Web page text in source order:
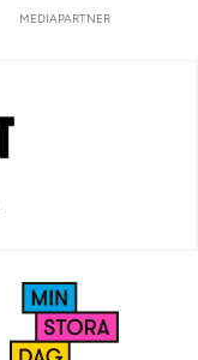
MEDIAPARTNER